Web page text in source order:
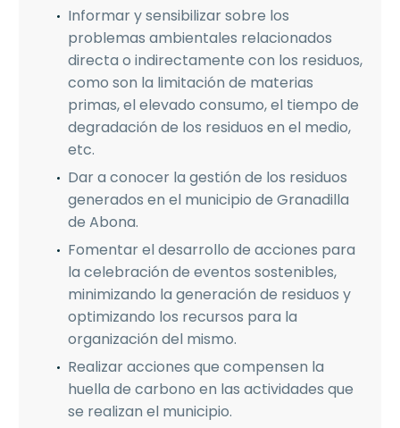
Informar y sensibilizar sobre los
problemas ambientales relacionados
directa o indirectamente con los residuos,
como son la limitación de materias
primas, el elevado consumo, el tiempo de
degradación de los residuos en el medio,
etc.
Dar a conocer la gestión de los residuos
generados en el municipio de Granadilla
de Abona.
Fomentar el desarrollo de acciones para
la celebración de eventos sostenibles,
minimizando la generación de residuos y
optimizando los recursos para la
organización del mismo.
Realizar acciones que compensen la
huella de carbono en las actividades que
se realizan el municipio.